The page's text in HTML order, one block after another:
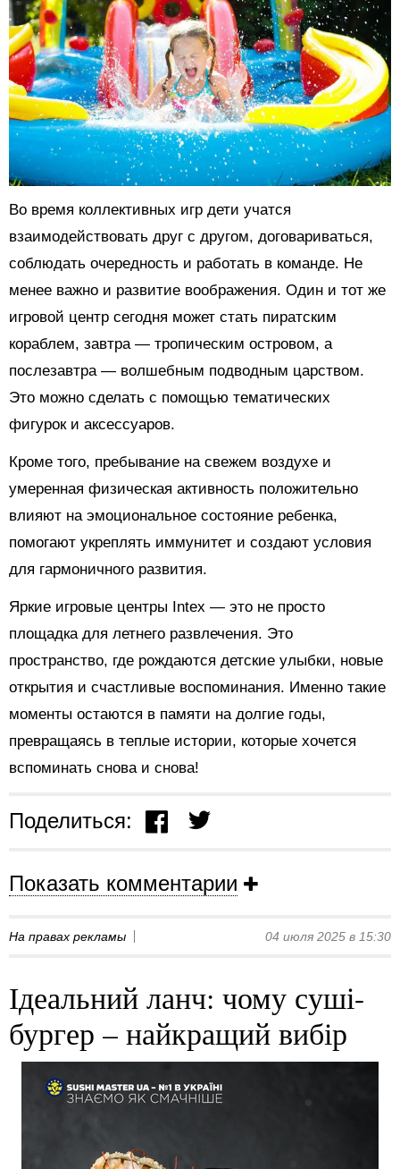
Во время коллективных игр дети учатся
взаимодействовать друг с другом, договариваться,
соблюдать очередность и работать в команде. Не
менее важно и развитие воображения. Один и тот же
игровой центр сегодня может стать пиратским
кораблем, завтра — тропическим островом, а
послезавтра — волшебным подводным царством.
Это можно сделать с помощью тематических
фигурок и аксессуаров.
Кроме того, пребывание на свежем воздухе и
умеренная физическая активность положительно
влияют на эмоциональное состояние ребенка,
помогают укреплять иммунитет и создают условия
для гармоничного развития.
Яркие игровые центры Intex — это не просто
площадка для летнего развлечения. Это
пространство, где рождаются детские улыбки, новые
открытия и счастливые воспоминания. Именно такие
моменты остаются в памяти на долгие годы,
превращаясь в теплые истории, которые хочется
вспоминать снова и снова!
Поделиться:
Показать комментарии
На правах рекламы 04 июля 2025 в 15:30
Ідеальний ланч: чому суші-
бургер – найкращий вибір